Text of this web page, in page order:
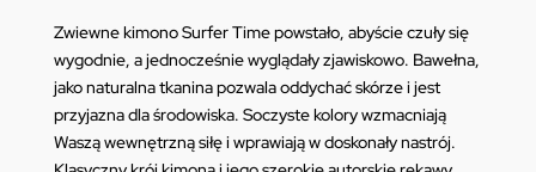
Zwiewne kimono Surfer Time powstało, abyście czuły się
wygodnie, a jednocześnie wyglądały zjawiskowo. Bawełna,
jako naturalna tkanina pozwala oddychać skórze i jest
przyjazna dla środowiska. Soczyste kolory wzmacniają
Waszą wewnętrzną siłę i wprawiają w doskonały nastrój.